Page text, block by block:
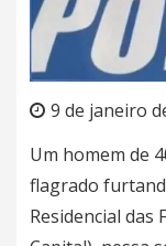
9 de janeiro
Um homem de
flagrado
Residencial das